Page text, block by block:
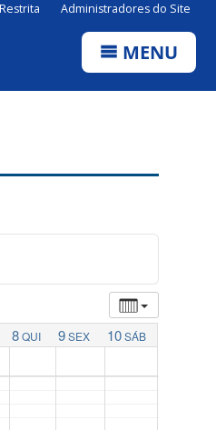
Administradores do Site
MENU
8QUI 9SEX 10SÁB